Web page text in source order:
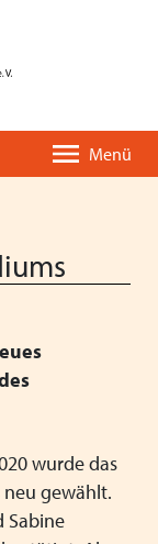
Menü
des VPK
Schließen
wurde das
neu gewählt.
Sabine